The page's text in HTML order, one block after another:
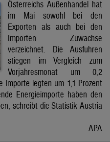
Österreichs Außenhandel hat
im Mai sowohl bei den
Exporten als auch bei den
Importen Zuwächse
verzeichnet. Die Ausfuhren
stiegen im Vergleich zum
Vorjahresmonat um 0,2
Importe legten um 1,1 Prozent
Energieimporte haben den
schreibt die Statistik Austria
APA